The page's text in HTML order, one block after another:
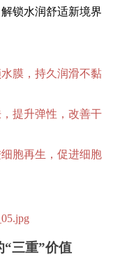
膜，持久润滑不黏
提升弹性，改善干
胞再生，促进细胞
“三重”价值